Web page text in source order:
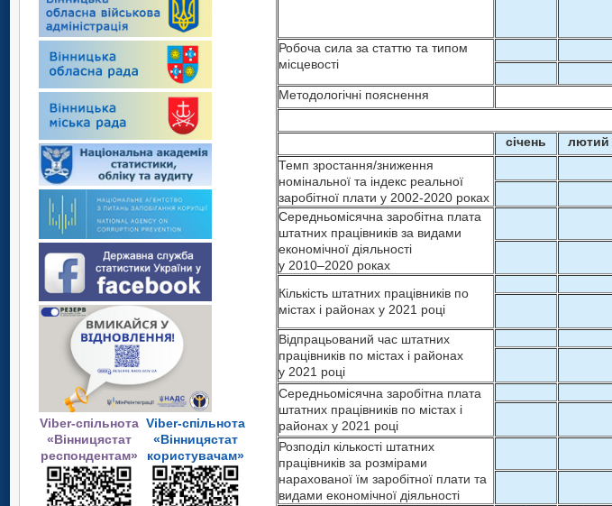
Viber-спільнота
«Вінницястат
респондентам»
Viber-спільнота
«Вінницястат
користувачам»
Робоча сила за статтю та типом
місцевості
Методологічні пояснення
січень
лютий
Темп зростання/зниження
номінальної та індекс реальної
заробітної плати у 2002-2020 роках
Середньомісячна заробітна плата
штатних працівників за видами
економічної діяльності
у 2010–2020 роках
Кількість штатних працівників по
містах і районах у 2021 році
Відпрацьований час штатних
працівників по містах і районах
у 2021 році
Середньомісячна заробітна плата
штатних працівників по містах і
районах у 2021 році
Розподіл кількості штатних
працівників за розмірами
нарахованої їм заробітної плати та
видами економічної діяльності